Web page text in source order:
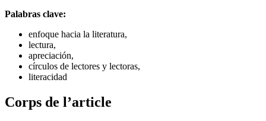
Palabras clave:
enfoque hacia la literatura,
lectura,
apreciación,
círculos de lectores y lectoras,
literacidad
Corps de l’article